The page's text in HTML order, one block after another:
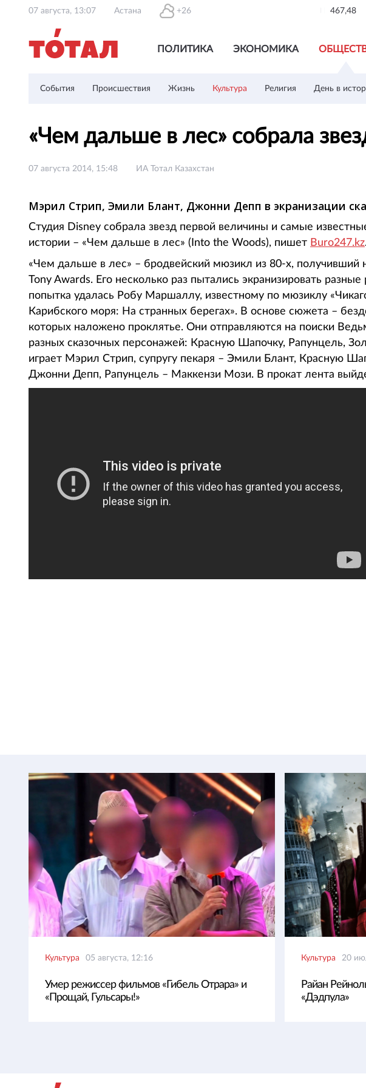
07 августа, 13:07 Астана +26 467,48
ПОЛИТИКА ЭКОНОМИКА
События Происшествия Жизнь Культура Религия День в
«Чем дальше в лес» собрала
07 августа 2014, 15:48 ИА Тотал Казахстан
Мэрил Стрип, Эмили Блант, Джонни Депп в экранизации
Студия Disney собрала звезд первой величины и самые
истории – «Чем дальше в лес» (Into the Woods), пишет Buro247.kz
«Чем дальше в лес» – бродвейский мюзикл из 80-х, получивший
Tony Awards. Его несколько раз пытались экранизировать
попытка удалась Робу Маршаллу, известному по мюзиклу
Карибского моря: На странных берегах». В основе сюжета –
которых наложено проклятье. Они отправляются на поиски
разных сказочных персонажей: Красную Шапочку, Рапунцель,
играет Мэрил Стрип, супругу пекаря – Эмили Блант, Красную
Джонни Депп, Рапунцель – Маккензи Мози. В прокат лента
Культура 05 августа, 12:16
Умер режиссер фильмов «Гибель Отрара» и
«Прощай, Гульсары!»
Культура 20
Райан
«Дэдпула»